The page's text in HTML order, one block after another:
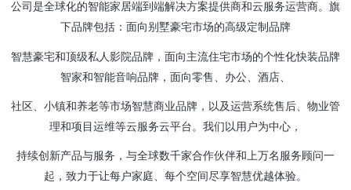
公司是全球化的智能家居端到端解决方案提供商和云服务运营商。旗
下品牌包括：面向别墅豪宅市场的高级定制品牌
智慧豪宅和顶级私人影院品牌， 面向主流住宅市场的个性化快装品牌
智家和智能音响品牌， 面向零售、 办公、酒店、
社区、小镇和养老等市场智慧商业品牌， 以及运营系统售后、物业管
理和项目运维等云服务云平台。我们以用户为中心，
持续创新产品与服务，与全球数千家合作伙伴和上万名服务顾问一
起，致力于让每户家庭、每个空间尽享智慧优越体验。